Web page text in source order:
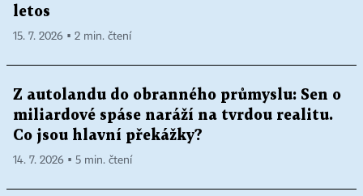
letos
15. 7. 2026 ▪ 2 min. čtení
Z autolandu do obranného průmyslu: Sen o
miliardové spáse naráží na tvrdou realitu.
Co jsou hlavní překážky?
14. 7. 2026 ▪ 5 min. čtení